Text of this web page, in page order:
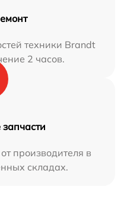
техники Brandt
2 часов.
производителя в
складах.